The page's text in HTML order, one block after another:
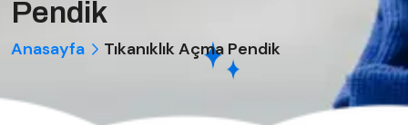
Pendik
Anasayfa Tıkanıklık Açma Pendik